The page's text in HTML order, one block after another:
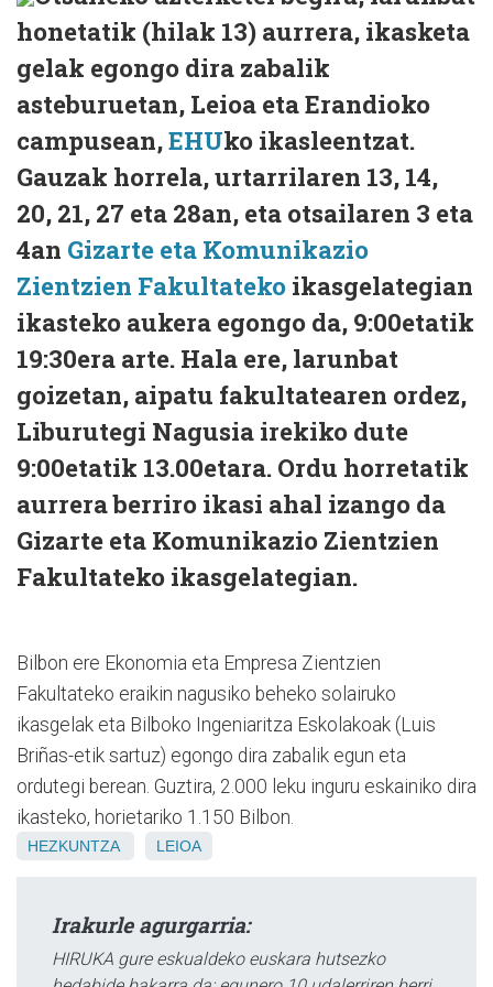
honetatik (hilak 13) aurrera, ikasketa
gelak egongo dira zabalik
asteburuetan, Leioa eta Erandioko
campusean,EHUko ikasleentzat.
Gauzak horrela, urtarrilaren 13, 14,
20, 21, 27 eta 28an, eta otsailaren 3 eta
4an Gizarte eta Komunikazio
Zientzien Fakultateko ikasgelategian
ikasteko aukera egongo da, 9:00etatik
19:30era arte. Hala ere, larunbat
goizetan, aipatu fakultatearen ordez,
Liburutegi Nagusia irekiko dute
9:00etatik 13.00etara. Ordu horretatik
aurrera berriro ikasi ahal izango da
Gizarte eta Komunikazio Zientzien
Fakultateko ikasgelategian.
Bilbon ere Ekonomia eta Empresa Zientzien
Fakultateko eraikin nagusiko beheko solairuko
ikasgelak eta Bilboko Ingeniaritza Eskolakoak (Luis
Briñas-etik sartuz) egongo dira zabalik egun eta
ordutegi berean. Guztira, 2.000 leku inguru eskainiko dira
ikasteko, horietariko 1.150 Bilbon.
HEZKUNTZA LEIOA
Irakurle agurgarria:
HIRUKA gure eskualdeko euskara hutsezko